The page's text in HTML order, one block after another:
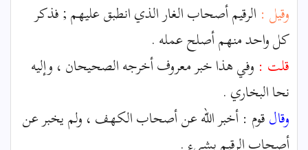
وقيل : الرقيم أصحاب الغار الذي انطبق عليهم ; فذكر
كل واحد منهم أصلح عمله .
قلت : وفي هذا خبر معروف أخرجه الصحيحان ، وإليه
نحا البخاري .
وقالقوم : أخبر الله عن أصحاب الكهف ، ولم يخبر عن
أصحاب الرقيم بشيء .